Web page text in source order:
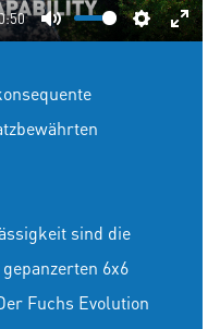
sind die
6x6
Fuchs Evolution
Mute Settings